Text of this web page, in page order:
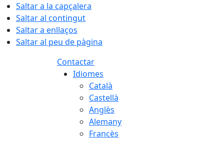
Saltar a la capçalera
Saltar al contingut
Saltar a enllaços
Saltar al peu de pàgina
Contactar
Idiomes
Català
Castellà
Anglès
Alemany
Francès